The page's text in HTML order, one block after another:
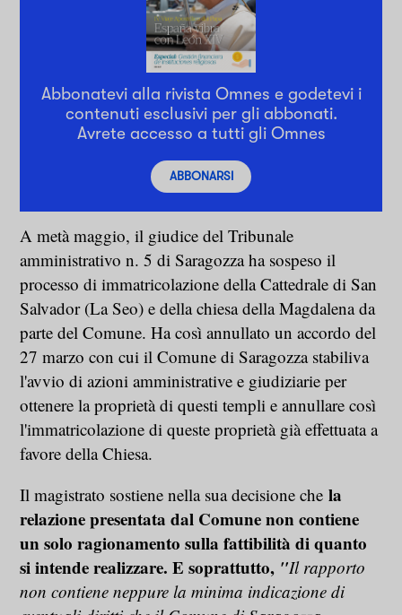
Abbonatevi alla rivista Omnes e godetevi i
contenuti esclusivi per gli abbonati.
Avrete accesso a tutti gli Omnes
ABBONARSI
A metà maggio, il giudice del Tribunale
amministrativo n. 5 di Saragozza ha sospeso il
processo di immatricolazione della Cattedrale di San
Salvador (La Seo) e della chiesa della Magdalena da
parte del Comune. Ha così annullato un accordo del
27 marzo con cui il Comune di Saragozza stabiliva
l'avvio di azioni amministrative e giudiziarie per
ottenere la proprietà di questi templi e annullare così
l'immatricolazione di queste proprietà già effettuata a
favore della Chiesa.
Il magistrato sostiene nella sua decisione chela
relazione presentata dal Comune non contiene
un solo ragionamento sulla fattibilità di quanto
si intende realizzare. E soprattutto, "Il rapporto
non contiene neppure la minima indicazione di